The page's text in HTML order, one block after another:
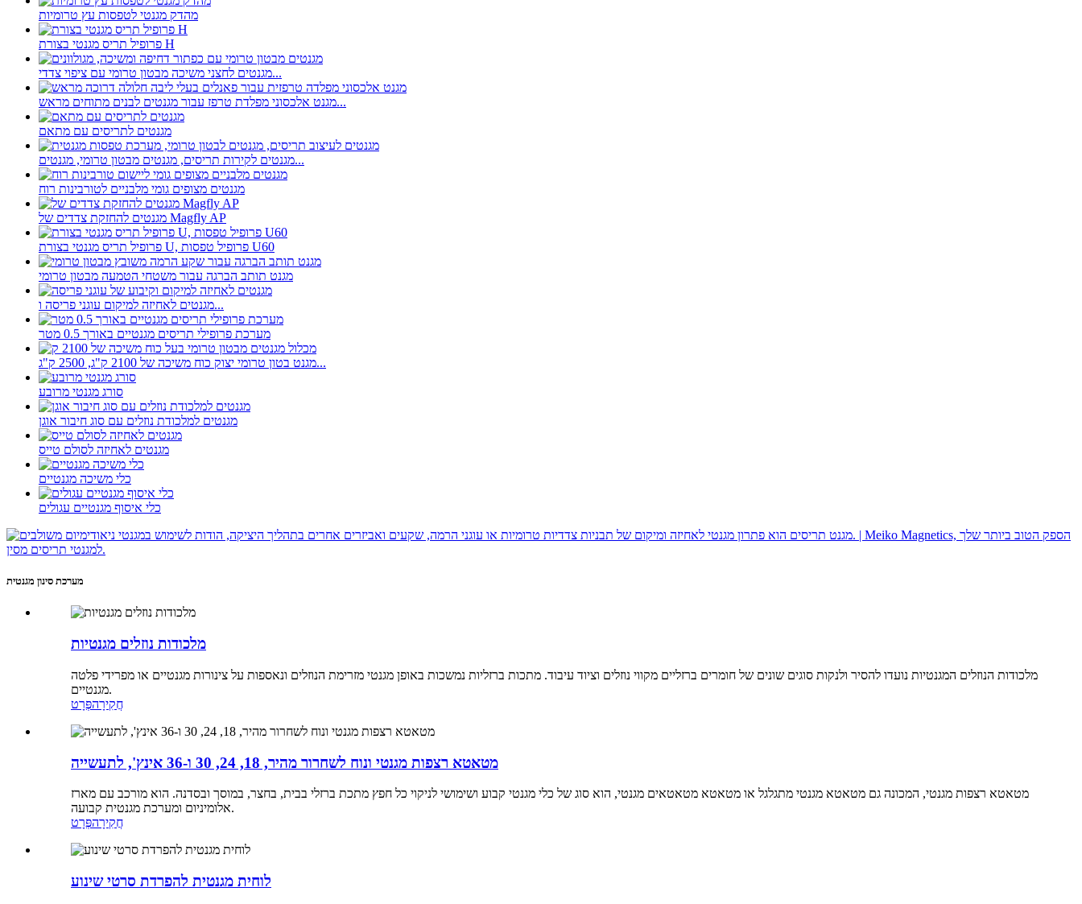
מהדק מגנטי לטפסות עץ טרומיות
פרופיל תריס מגנטי בצורת H
מגנטים לחצני משיכה מבטון טרומי עם ציפוי צדדי...
מגנט אלכסוני מפלדת טרפז עבור מגנטים לבנים מתוחים מראש...
מגנטים לתריסים עם מתאם
מגנטים לקירות תריסים, מגנטים מבטון טרומי, מגנטים...
מגנטים מצופים גומי מלבניים לטורבינות רוח
מגנטים להחזקת צדדים של Magfly AP
פרופיל תריס מגנטי בצורת U, פרופיל טפסות U60
מגנט תותב הברגה עבור משטחי הטמעה מבטון טרומי
מגנטים לאחיזה למיקום עוגני פריסה ו...
מערכת פרופילי תריסים מגנטיים באורך 0.5 מטר
מגנט בטון טרומי יצוק כוח משיכה של 2100 ק"ג, 2500 ק"ג...
סורג מגנטי מרובע
מגנטים למלכודת נוזלים עם סוג חיבור אוגן
מגנטים לאחיזה לסולם טייס
כלי משיכה מגנטיים
כלי איסוף מגנטיים עגולים
מערכת סינון מגנטית
מלכודות נוזלים מגנטיות
מלכודות הנוזלים המגנטיות נועדו להסיר ולנקות סוגים שונים של חומרים ברזליים מקווי נוזלים וציוד עיבוד. מתכות ברזליות נמשכות באופן מגנטי מזרימת הנוזלים ונאספות על צינורות מגנטיים או מפרידי פלטה
מגנטיים.
חֲקִירָהפְּרָט
מטאטא רצפות מגנטי ונוח לשחרור מהיר, 18, 24, 30 ו-36 אינץ', לתעשייה
מטאטא רצפות מגנטי, המכונה גם מטאטא מגנטי מתגלגל או מטאטא מטאטאים מגנטי, הוא סוג של כלי מגנטי קבוע ושימושי לניקוי כל חפץ מתכת ברזלי בבית, בחצר, במוסך ובסדנה. הוא מורכב עם מארז
אלומיניום ומערכת מגנטית קבועה.
חֲקִירָהפְּרָט
לוחית מגנטית להפרדת סרטי שינוע